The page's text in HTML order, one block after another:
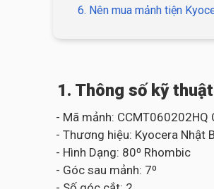
6. Nên mua mảnh tiện
1. Thông số kỹ thuật
- Mã mảnh: CCMT060202HQ
- Thương hiệu: Kyocera Nhật
- Hình Dạng: 80⁰ Rhombic
- Góc sau mảnh: 7⁰